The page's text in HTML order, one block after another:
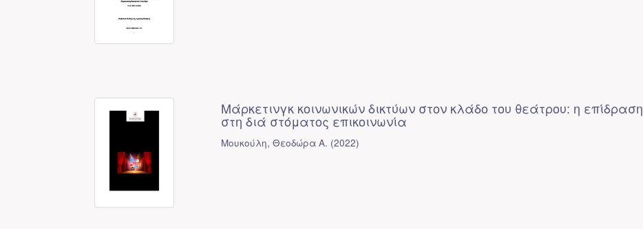
Μάρκετινγκ κοινωνικών δικτύων στον κλάδο του θεάτρου: η επίδραση
στη διά στόματος επικοινωνία
Μουκούλη, Θεοδώρα Α. (2022)